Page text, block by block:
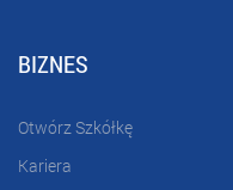
BIZNES
Otwórz Szkółkę
Kariera